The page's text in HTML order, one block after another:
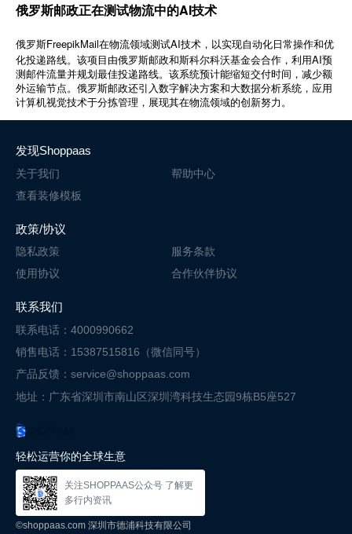
俄罗斯邮政正在测试物流中的AI技术
俄罗斯FreepikMail在物流领域测试AI技术，以实现自动化日常操作和优
化投递路线。该项目由俄罗斯邮政和斯科尔科沃基金会合作，利用AI预
测邮件流量并规划最佳投递路线。该系统预计能缩短交付时间，减少额
外运输节点。俄罗斯邮政还引入数字解决方案和大数据分析系统，应用
计算机视觉技术于分拣管理，展现其在物流领域的创新努力。
轻松运营你的全球生意
关注SHOPPAAS公众号 了解更
多行内资讯
©shoppaas.com 深圳市德浦科技有限公司
发现Shoppaas
关于我们
帮助中心
查看装修模板
政策/协议
隐私政策
服务条款
使用协议
合作伙伴协议
联系我们
联系电话：4000990662
销售电话：15387515816（微信同号）
产品反馈：service@shoppaas.com
地址：广东省深圳市南山区深圳湾科技生态园9栋B5座527